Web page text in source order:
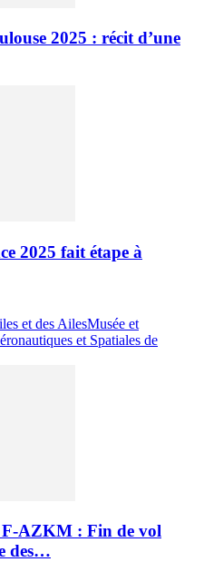
2025 : récit d’une
2025 fait étape à
et des AilesMusée et
et Spatiales de
AZKM : Fin de vol
des…